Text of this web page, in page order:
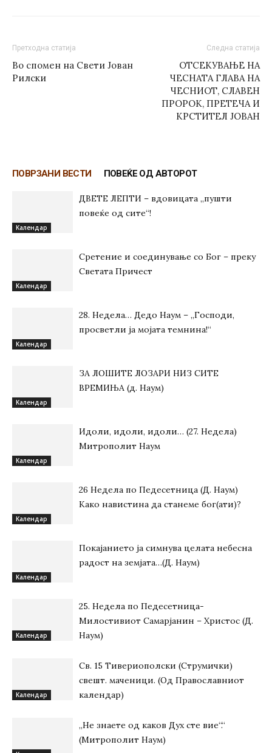
Претходна статија
Во спомен на Свети Јован
Рилски
Следна статија
ОТСЕКУВАЊЕ НА
ЧЕСНАТА ГЛАВА НА
ЧЕСНИОТ, СЛАВЕН
ПРОРОК, ПРЕТЕЧА И
КРСТИТЕЛ ЈОВАН
ПОВРЗАНИ ВЕСТИ ПОВЕЌЕ ОД АВТОРОТ
Kалендар
ДВЕТЕ ЛЕПТИ – вдовицата „пушти
повеќе од сите“!
Kалендар
Сретение и соединување со Бог – преку
Светата Причест
Kалендар
28. Недела… Дедо Наум – „Господи,
просветли ја мојата темнина!“
Kалендар
ЗА ЛОШИТЕ ЛОЗАРИ НИЗ СИТЕ
ВРЕМИЊА (д. Наум)
Kалендар
Идоли, идоли, идоли… (27. Недела)
Митрополит Наум
Kалендар
26 Недела по Педесетница (Д. Наум)
Како навистина да станеме бог(ати)?
Kалендар
Покајанието ја симнува целата небесна
радост на земјата…(Д. Наум)
Kалендар
25. Недела по Педесетница-
Милостивиот Самарјанин – Христос (Д.
Наум)
Kалендар
Св. 15 Тивeриoпoлски (Струмички)
свeшт. маченици. (Од Православниот
календар)
„Не знаете од каков Дух сте вие“.“
(Митрополит Наум)